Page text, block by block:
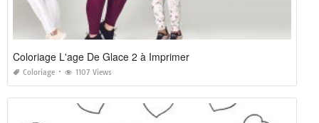
Coloriage L'age De Glace 2 à Imprimer
Coloriage 1107 Views